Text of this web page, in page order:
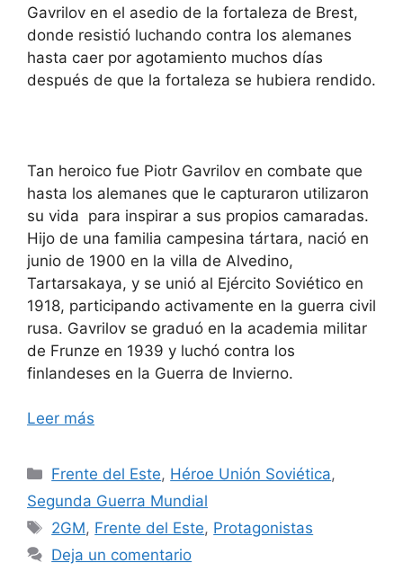
Gavrilov en el asedio de la fortaleza de Brest,
donde resistió luchando contra los alemanes
hasta caer por agotamiento muchos días
después de que la fortaleza se hubiera rendido.
Tan heroico fue Piotr Gavrilov en combate que
hasta los alemanes que le capturaron utilizaron
su vida para inspirar a sus propios camaradas.
Hijo de una familia campesina tártara, nació en
junio de 1900 en la villa de Alvedino,
Tartarsakaya, y se unió al Ejército Soviético en
1918, participando activamente en la guerra civil
rusa. Gavrilov se graduó en la academia militar
de Frunze en 1939 y luchó contra los
finlandeses en la Guerra de Invierno.
Leer más
Categorías
Frente del Este, Héroe Unión Soviética,
Segunda Guerra Mundial
Etiquetas
2GM, Frente del Este, Protagonistas
Deja un comentario